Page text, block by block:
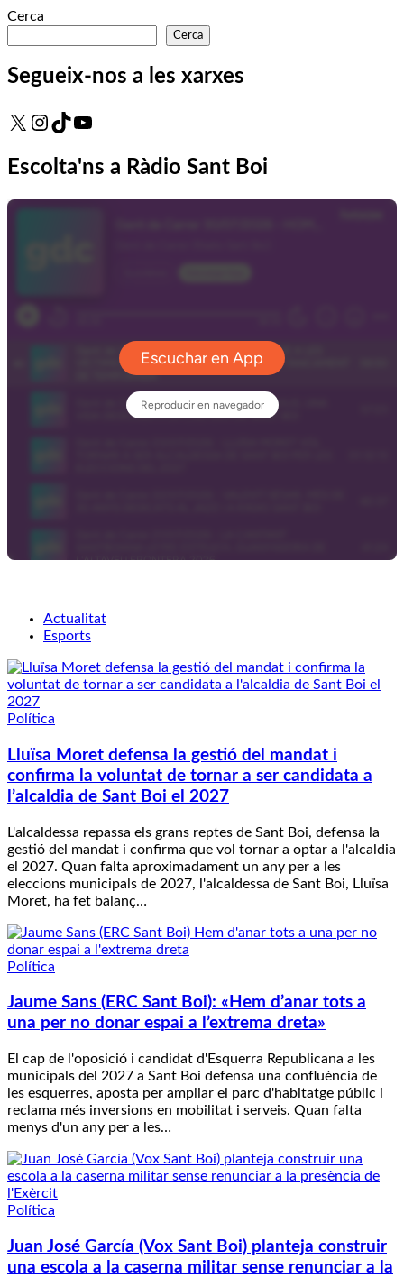
Cerca
Cerca
Segueix-nos a les xarxes
X Instagram
TikTokYouTube
Escolta'ns a Ràdio Sant Boi
Actualitat
Esports
Política
Lluïsa Moret defensa la gestió del mandat i
confirma la voluntat de tornar a ser candidata a
l’alcaldia de Sant Boi el 2027
L'alcaldessa repassa els grans reptes de Sant Boi, defensa la
gestió del mandat i confirma que vol tornar a optar a l'alcaldia
el 2027. Quan falta aproximadament un any per a les
eleccions municipals de 2027, l'alcaldessa de Sant Boi, Lluïsa
Moret, ha fet balanç…
Política
Jaume Sans (ERC Sant Boi): «Hem d’anar tots a
una per no donar espai a l’extrema dreta»
El cap de l'oposició i candidat d'Esquerra Republicana a les
municipals del 2027 a Sant Boi defensa una confluència de
les esquerres, aposta per ampliar el parc d'habitatge públic i
reclama més inversions en mobilitat i serveis. Quan falta
menys d'un any per a les…
Política
Juan José García (Vox Sant Boi) planteja construir
una escola a la caserna militar sense renunciar a la